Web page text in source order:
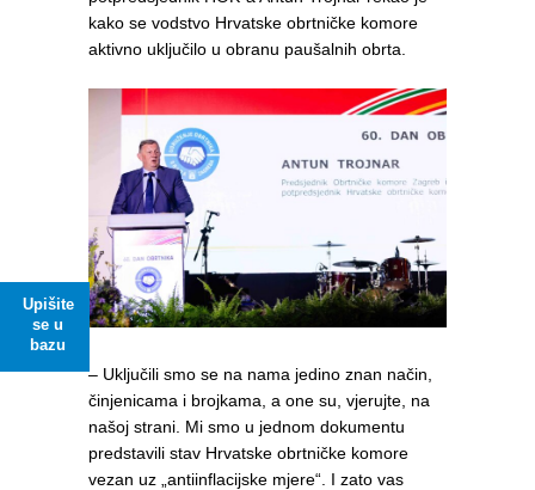
Upišite
se u
bazu
kako se vodstvo Hrvatske obrtničke komore
aktivno uključilo u obranu paušalnih obrta.
– Uključili smo se na nama jedino znan način,
činjenicama i brojkama, a one su, vjerujte, na
našoj strani. Mi smo u jednom dokumentu
predstavili stav Hrvatske obrtničke komore
vezan uz „antiinflacijske mjere“. I zato vas